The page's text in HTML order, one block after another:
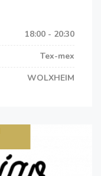
18:00 - 20:30
Tex-mex
WOLXHEIM